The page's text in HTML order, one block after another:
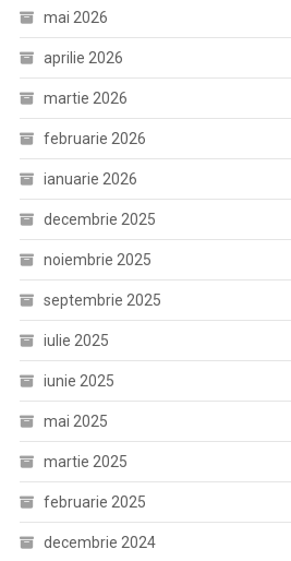
mai 2026
aprilie 2026
martie 2026
februarie 2026
ianuarie 2026
decembrie 2025
noiembrie 2025
septembrie 2025
iulie 2025
iunie 2025
mai 2025
martie 2025
februarie 2025
decembrie 2024